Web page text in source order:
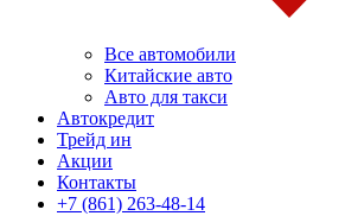
Все автомобили
Китайские авто
Авто для такси
Автокредит
Трейд ин
Акции
Контакты
+7 (861) 263-48-14